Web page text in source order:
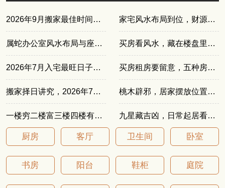
2026年9月搬家最佳时间，入宅必看 家宅风水布局到位，财源日日进门
属蛇办公室风水布局与座位朝向 买房看风水，藏在楼盘里的旺运玄机
2026年7月入宅最旺日子一览 买房租房要留意，五种房子越住越穷千万别选
搬家择日讲究，2026年7月搬家吉日一览 桃木辟邪，居家摆放位置详细讲解
一楼穷二楼富三楼四楼有官做的说法 九星藏吉凶，日常起居看准方位
厨房 客厅 卫生间 卧室
书房 阳台 鞋柜 庭院